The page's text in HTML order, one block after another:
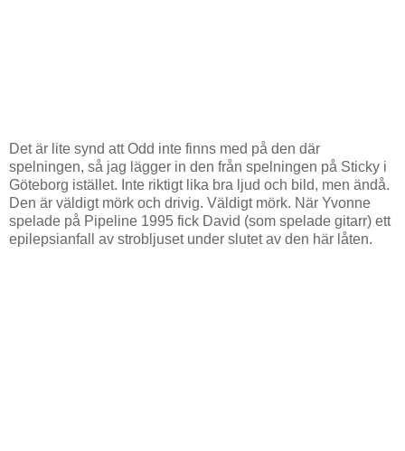
Det är lite synd att Odd inte finns med på den där
spelningen, så jag lägger in den från spelningen på Sticky i
Göteborg istället. Inte riktigt lika bra ljud och bild, men ändå.
Den är väldigt mörk och drivig. Väldigt mörk. När Yvonne
spelade på Pipeline 1995 fick David (som spelade gitarr) ett
epilepsianfall av strobljuset under slutet av den här låten.